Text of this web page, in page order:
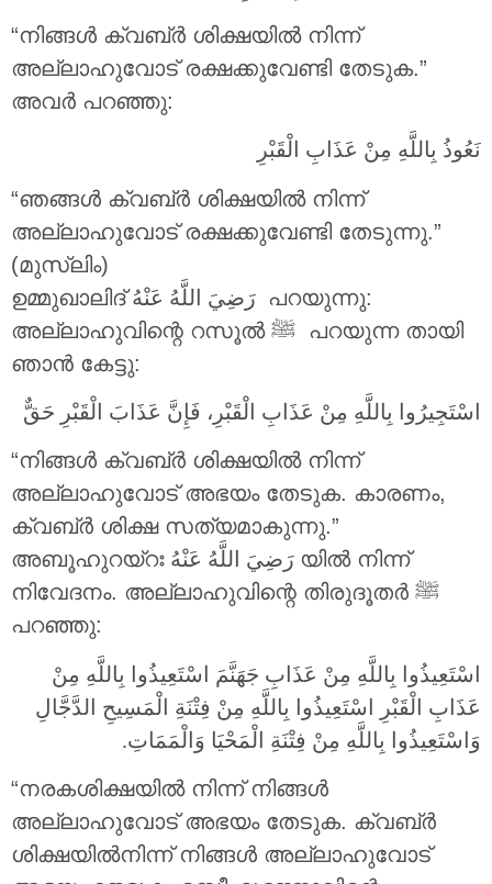
“നിങ്ങൾ ക്വബ്ർ ശിക്ഷയിൽ നിന്ന്
അല്ലാഹുവോട് രക്ഷക്കുവേണ്ടി തേടുക.”
അവർ പറഞ്ഞു:
نَعُوذُ بِاللَّهِ مِنْ عَذَابِ الْقَبْرِ
“ഞങ്ങൾ ക്വബ്ർ ശിക്ഷയിൽ നിന്ന്
അല്ലാഹുവോട് രക്ഷക്കുവേണ്ടി തേടുന്നു.”
(മുസ്‌ലിം)
ഉമ്മുഖാലിദ്
പറയുന്നു:
അല്ലാഹുവിന്റെ റസൂൽ ‎ﷺ പറയുന്ന തായി
ഞാൻ കേട്ടു:
اسْتَجِيرُوا بِاللَّهِ مِنْ عَذَابِ الْقَبْرِ، فَإِنَّ عَذَابَ الْقَبْرِ حَقٌّ
“നിങ്ങൾ ക്വബ്ർ ശിക്ഷയിൽ നിന്ന്
അല്ലാഹുവോട് അഭയം തേടുക. കാരണം,
ക്വബ്ർ ശിക്ഷ സത്യമാകുന്നു.”
അബൂഹുറയ്റഃ
യിൽ നിന്ന്
നിവേദനം. അല്ലാഹുവിന്റെ തിരുദൂതർ ‎ﷺ
പറഞ്ഞു:
اسْتَعِيذُوا بِاللَّهِ مِنْ عَذَابِ جَهَنَّمَ اسْتَعِيذُوا بِاللَّهِ مِنْ
عَذَابِ الْقَبْرِ اسْتَعِيذُوا بِاللَّهِ مِنْ فِتْنَةِ الْمَسِيحِ الدَّجَّالِ
وَاسْتَعِيذُوا بِاللَّهِ مِنْ فِتْنَةِ الْمَحْيَا وَالْمَمَاتِ.
“നരകശിക്ഷയിൽ നിന്ന് നിങ്ങൾ
അല്ലാഹുവോട് അഭയം തേടുക. ക്വബ്ർ
ശിക്ഷയിൽനിന്ന് നിങ്ങൾ അല്ലാഹുവോട്